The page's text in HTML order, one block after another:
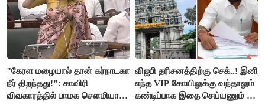
"கேரள மழையால் தான் கர்நாடகா
நீர் திறந்தது!": காவிரி
விவகாரத்தில் பாமக சௌமியா
விஐபி தரிசனத்திற்கு செக்..! இனி
எந்த VIP கோயிலுக்கு வந்தாலும்
கண்டிப்பாக இதை செய்யணும் -